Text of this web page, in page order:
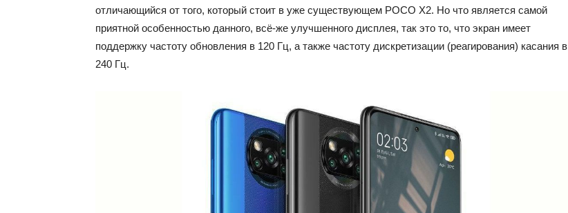
отличающийся от того, который стоит в уже существующем POCO X2. Но что является самой
приятной особенностью данного, всё-же улучшенного дисплея, так это то, что экран имеет
поддержку частоту обновления в 120 Гц, а также частоту дискретизации (реагирования) касания в
240 Гц.